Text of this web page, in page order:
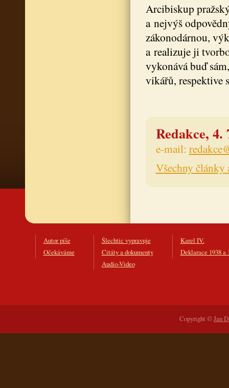
Arcibiskup
a nejvýš
zákonodárnou,
a realizuje ji
vykonává buď
vikářů, respektive
Redakce, 4.
e-mail:
Všechny články
Autor píše
Očekáváme
Šlechtic vypravuje
Citáty a dokumenty
Audio-Video
Karel IV.
Deklarace 1938 a
Copyright ©Jan